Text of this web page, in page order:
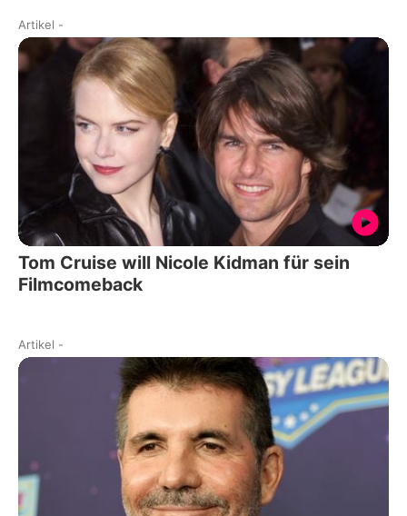
Artikel -
Tom Cruise will Nicole Kidman für sein
Filmcomeback
Artikel -